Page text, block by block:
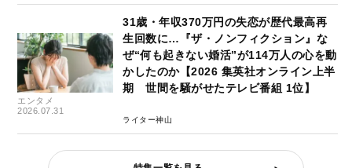
エンタメ
2026.07.31
31歳・年収370万円の失恋が歴代最高再
生回数に…『ザ・ノンフィクション』な
ぜ“何も起きない婚活”が114万人の心を動
かしたのか【2026 集英社オンライン上半
期 世間を騒がせたテレビ番組 1位】
ライター神山